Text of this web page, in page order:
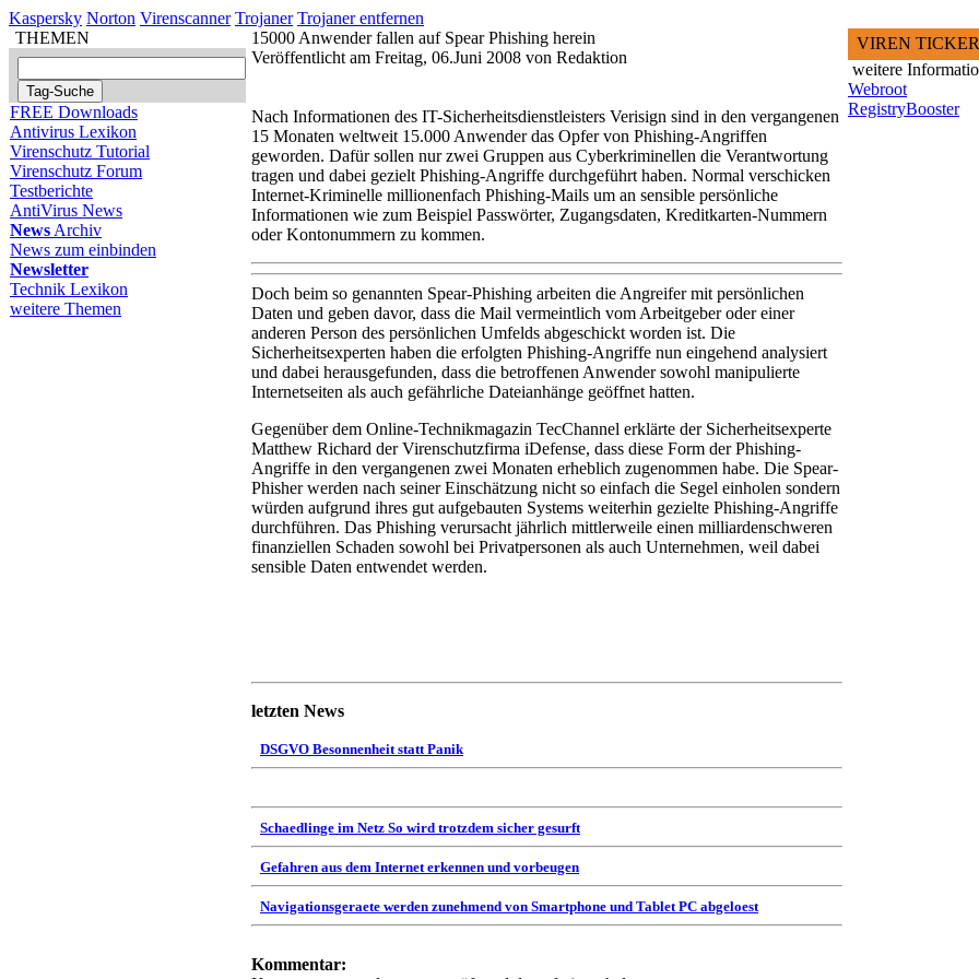
Kaspersky Norton Virenscanner Trojaner Trojaner entfernen
THEMEN
FREE Downloads
Antivirus Lexikon
Virenschutz Tutorial
Virenschutz Forum
Testberichte
AntiVirus News
News Archiv
News zum einbinden
Newsletter
Technik Lexikon
weitere Themen
15000 Anwender fallen auf Spear Phishing herein
Veröffentlicht am Freitag, 06.Juni 2008 von Redaktion
Nach Informationen des IT-Sicherheitsdienstleisters Verisign sind in den vergangenen
15 Monaten weltweit 15.000 Anwender das Opfer von Phishing-Angriffen
geworden. Dafür sollen nur zwei Gruppen aus Cyberkriminellen die Verantwortung
tragen und dabei gezielt Phishing-Angriffe durchgeführt haben. Normal verschicken
Internet-Kriminelle millionenfach Phishing-Mails um an sensible persönliche
Informationen wie zum Beispiel Passwörter, Zugangsdaten, Kreditkarten-Nummern
oder Kontonummern zu kommen.
Doch beim so genannten Spear-Phishing arbeiten die Angreifer mit persönlichen
Daten und geben davor, dass die Mail vermeintlich vom Arbeitgeber oder einer
anderen Person des persönlichen Umfelds abgeschickt worden ist. Die
Sicherheitsexperten haben die erfolgten Phishing-Angriffe nun eingehend analysiert
und dabei herausgefunden, dass die betroffenen Anwender sowohl manipulierte
Internetseiten als auch gefährliche Dateianhänge geöffnet hatten.
Gegenüber dem Online-Technikmagazin TecChannel erklärte der Sicherheitsexperte
Matthew Richard der Virenschutzfirma iDefense, dass diese Form der Phishing-
Angriffe in den vergangenen zwei Monaten erheblich zugenommen habe. Die Spear-
Phisher werden nach seiner Einschätzung nicht so einfach die Segel einholen sondern
würden aufgrund ihres gut aufgebauten Systems weiterhin gezielte Phishing-Angriffe
durchführen. Das Phishing verursacht jährlich mittlerweile einen milliardenschweren
finanziellen Schaden sowohl bei Privatpersonen als auch Unternehmen, weil dabei
sensible Daten entwendet werden.
letzten News
DSGVO Besonnenheit statt Panik
Schaedlinge im Netz So wird trotzdem sicher gesurft
Gefahren aus dem Internet erkennen und vorbeugen
Navigationsgeraete werden zunehmend von Smartphone und Tablet PC abgeloest
Kommentar:
VIREN TICKER
weitere
Webroot
RegistryBooster